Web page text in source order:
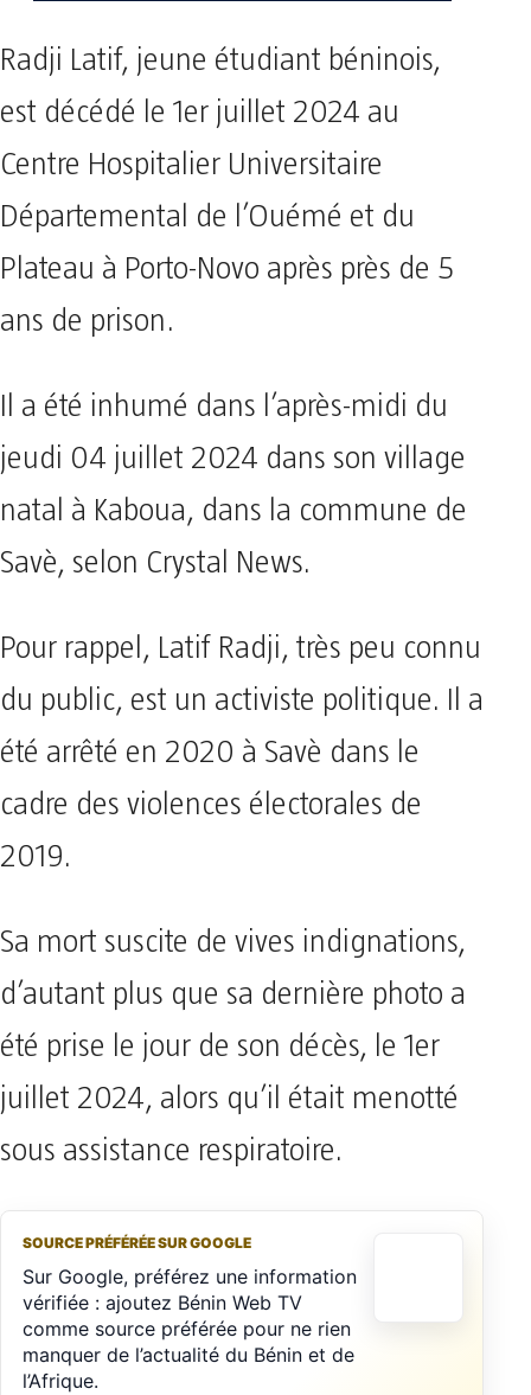
Radji Latif, jeune étudiant béninois,
est décédé le 1er juillet 2024 au
Centre Hospitalier Universitaire
Départemental de l’Ouémé et du
Plateau à Porto-Novo après près de 5
ans de prison.
Il a été inhumé dans l’après-midi du
jeudi 04 juillet 2024 dans son village
natal à Kaboua, dans la commune de
Savè, selon Crystal News.
Pour rappel, Latif Radji, très peu connu
du public, est un activiste politique. Il a
été arrêté en 2020 à Savè dans le
cadre des violences électorales de
2019.
Sa mort suscite de vives indignations,
d’autant plus que sa dernière photo a
été prise le jour de son décès, le 1er
juillet 2024, alors qu’il était menotté
sous assistance respiratoire.
SOURCE PRÉFÉRÉE SUR GOOGLE
Sur Google, préférez une information
vérifiée : ajoutez Bénin Web TV
comme source préférée pour ne rien
manquer de l’actualité du Bénin et de
l’Afrique.